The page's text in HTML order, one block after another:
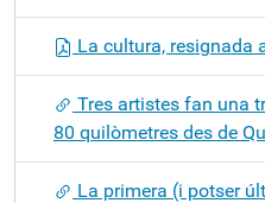
La cultura, resignada
Tres artistes fan una
80 quilòmetres des de
La primera (i potser